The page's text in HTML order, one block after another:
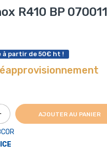
R410 BP
partir de 50€ ht !
AJOUTER AU PANIER